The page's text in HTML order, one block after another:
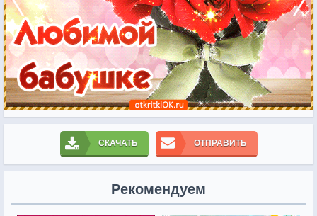
СКАЧАТЬ ОТПРАВИТЬ
Рекомендуем